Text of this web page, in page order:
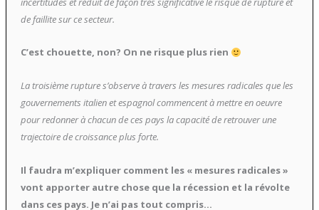
de faillite sur ce secteur.
C’est chouette, non? On ne risque plus rien
La troisième rupture s’observe à travers les mesures radicales que les
gouvernements italien et espagnol commencent à mettre en oeuvre
pour redonner à chacun de ces pays la capacité de retrouver une
trajectoire de croissance plus forte.
Il faudra m’expliquer comment les « mesures radicales »
vont apporter autre chose que la récession et la révolte
dans ces pays. Je n’ai pas tout compris…